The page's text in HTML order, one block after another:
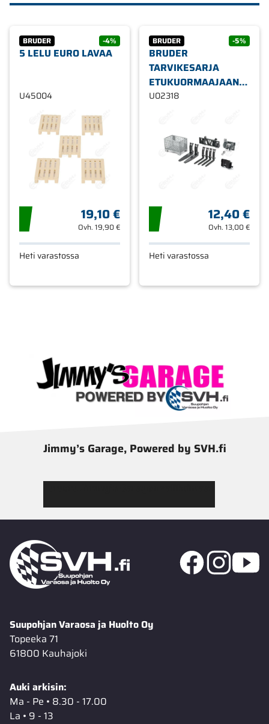
BRUDER -4%
5 LELU EURO LAVAA
U45004
19,10 €
Ovh. 19,90 €
Heti varastossa
BRUDER -5%
BRUDER
TARVIKESARJA
ETUKUORMAAJAAN
02318
U02318
12,40 €
Ovh. 13,00 €
Heti varastossa
Jimmy’s Garage, Powered by SVH.fi
Suupohjan Varaosa ja Huolto Oy
Topeeka 71
61800 Kauhajoki
Auki arkisin:
Ma - Pe • 8.30 - 17.00
La • 9 - 13